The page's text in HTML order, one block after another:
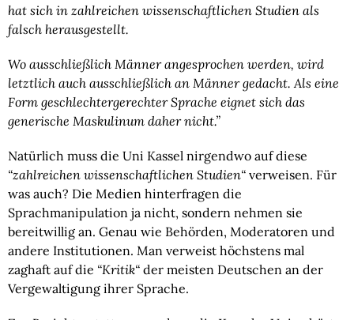
hat sich in zahlreichen wissenschaftlichen Studien als
falsch herausgestellt.
Wo ausschließlich Männer angesprochen werden, wird
letztlich auch ausschließlich an Männer gedacht. Als eine
Form geschlechtergerechter Sprache eignet sich das
generische Maskulinum daher nicht.”
“zahlreichen wissenschaftlichen Studien“ verweisen. Für
was auch? Die Medien hinterfragen die
Sprachmanipulation ja nicht, sondern nehmen sie
bereitwillig an. Genau wie Behörden, Moderatoren und
andere Institutionen. Man verweist höchstens mal
zaghaft auf die “Kritik“ der meisten Deutschen an der
Vergewaltigung ihrer Sprache.